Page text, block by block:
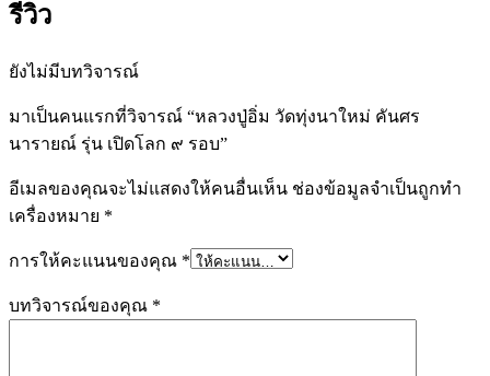
รีวิว
ยังไม่มีบทวิจารณ์
มาเป็นคนแรกที่วิจารณ์ “หลวงปู่อิ่ม วัดทุ่งนาใหม่ คันศร
นารายณ์ รุ่น เปิดโลก ๙ รอบ”
อีเมลของคุณจะไม่แสดงให้คนอื่นเห็น ช่องข้อมูลจำเป็นถูกทำ
เครื่องหมาย *
การให้คะแนนของคุณ *
บทวิจารณ์ของคุณ *